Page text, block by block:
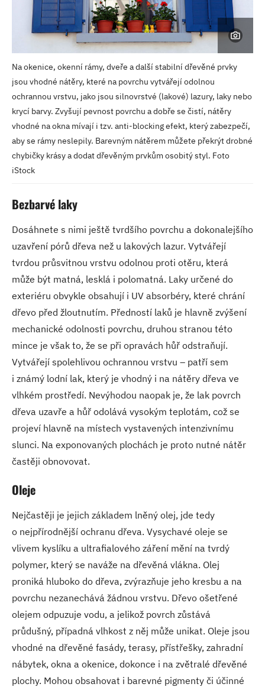
Na okenice, okenní rámy, dveře a další stabilní dřevěné prvky
jsou vhodné nátěry, které na povrchu vytvářejí odolnou
ochrannou vrstvu, jako jsou silnovrstvé (lakové) lazury, laky nebo
krycí barvy. Zvyšují pevnost povrchu a dobře se čistí, nátěry
vhodné na okna mívají i tzv. anti-blocking efekt, který zabezpečí,
aby se rámy neslepily. Barevným nátěrem můžete překrýt drobné
chybičky krásy a dodat dřevěným prvkům osobitý styl. Foto
iStock
Bezbarvé laky
Dosáhnete s nimi ještě tvrdšího povrchu a dokonalejšího
uzavření pórů dřeva než u lakových lazur. Vytvářejí
tvrdou průsvitnou vrstvu odolnou proti otěru, která
může být matná, lesklá i polomatná. Laky určené do
exteriéru obvykle obsahují i UV absorbéry, které chrání
dřevo před žloutnutím. Předností laků je hlavně zvýšení
mechanické odolnosti povrchu, druhou stranou této
mince je však to, že se při opravách hůř odstraňují.
Vytvářejí spolehlivou ochrannou vrstvu – patří sem
i známý lodní lak, který je vhodný i na nátěry dřeva ve
vlhkém prostředí. Nevýhodou naopak je, že lak povrch
dřeva uzavře a hůř odolává vysokým teplotám, což se
projeví hlavně na místech vystavených intenzivnímu
slunci. Na exponovaných plochách je proto nutné nátěr
častěji obnovovat.
Oleje
Nejčastěji je jejich základem lněný olej, jde tedy
o nejpřírodnější ochranu dřeva. Vysychavé oleje se
vlivem kyslíku a ultrafialového záření mění na tvrdý
polymer, který se naváže na dřevěná vlákna. Olej
proniká hluboko do dřeva, zvýrazňuje jeho kresbu a na
povrchu nezanechává žádnou vrstvu. Dřevo ošetřené
olejem odpuzuje vodu, a jelikož povrch zůstává
průdušný, případná vlhkost z něj může unikat. Oleje jsou
vhodné na dřevěné fasády, terasy, přístřešky, zahradní
nábytek, okna a okenice, dokonce i na zvětralé dřevěné
plochy. Mohou obsahovat i barevné pigmenty či účinné